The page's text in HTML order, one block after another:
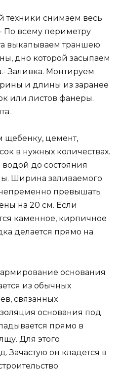
техники снимаем весь
По всему периметру
выкапываем траншею
дно которой засыпаем
Заливка. Монтируем
и длины из заранее
или листов фанеры.
щебенку, цемент,
в нужных количествах.
до состояния
Ширина заливаемого
превышать
на 20 см. Если
каменное, кирпичное
делается прямо на
основания
из обычных
связанных
основания под
прямо в
Для этого
Зачастую он кладется в